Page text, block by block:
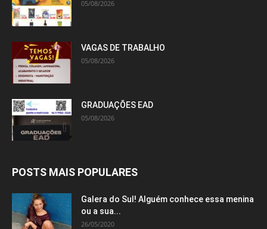
05/08/2026
VAGAS DE TRABALHO
05/08/2026
GRADUAÇÕES EAD
05/08/2026
POSTS MAIS POPULARES
Galera do Sul! Alguém conhece essa menina
ou a sua...
26/05/2020